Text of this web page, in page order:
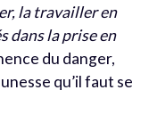
la travailler en
dans la prise en
du danger,
qu’il faut se